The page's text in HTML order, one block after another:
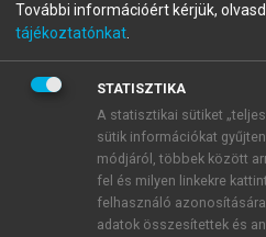
A regisztráció után a
BELÉPÉS SAJÁT
ÚJ FIÓK
1 óra díjmentes hozzáférés
További információért kérjük,
tájékoztatónkat
STATISZTIKA
A statisztikai sütiket
sütik információkat
módjáról, többek között
fel és milyen linkekre
felhasználó
adatok összesítettek és